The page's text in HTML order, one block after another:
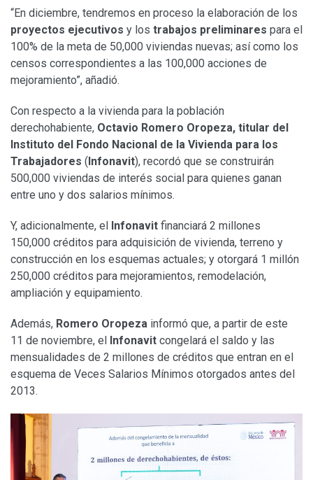
“En diciembre, tendremos en proceso la elaboración de los
proyectos ejecutivos y los trabajos preliminares para el
100% de la meta de 50,000 viviendas nuevas; así como los
censos correspondientes a las 100,000 acciones de
mejoramiento”, añadió.
Con respecto a la vivienda para la población
derechohabiente, Octavio Romero Oropeza, titular del
Instituto del Fondo Nacional de la Vivienda para los
Trabajadores ( Infonavit), recordó que se construirán
500,000 viviendas de interés social para quienes ganan
entre uno y dos salarios mínimos.
Y, adicionalmente, el Infonavit financiará 2 millones
150,000 créditos para adquisición de vivienda, terreno y
construcción en los esquemas actuales; y otorgará 1 millón
250,000 créditos para mejoramientos, remodelación,
ampliación y equipamiento.
Además, Romero Oropeza informó que, a partir de este
11 de noviembre, el
Infonavit congelará el saldo y las
mensualidades de 2 millones de créditos que entran en el
esquema de Veces Salarios Mínimos otorgados antes del
2013.